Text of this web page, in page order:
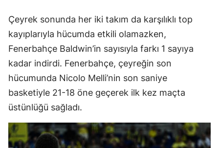
Çeyrek sonunda her iki takım da karşılıklı top
kayıplarıyla hücumda etkili olamazken,
Fenerbahçe Baldwin’in sayısıyla farkı 1 sayıya
kadar indirdi. Fenerbahçe, çeyreğin son
hücumunda Nicolo Melli’nin son saniye
basketiyle 21-18 öne geçerek ilk kez maçta
üstünlüğü sağladı.